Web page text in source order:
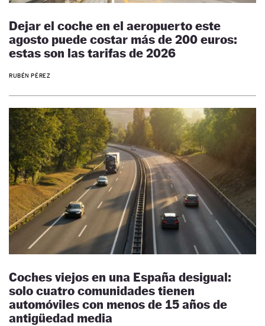
Dejar el coche en el aeropuerto este
agosto puede costar más de 200 euros:
estas son las tarifas de 2026
RUBÉN PÉREZ
Coches viejos en una España desigual:
solo cuatro comunidades tienen
automóviles con menos de 15 años de
antigüedad media